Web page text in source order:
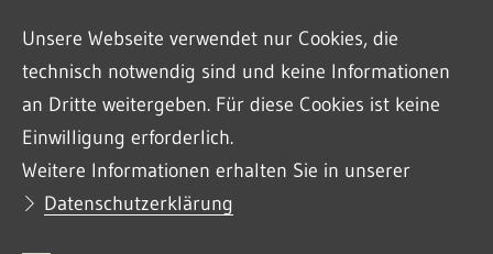
Unsere Webseite verwendet nur Cookies, die
technisch notwendig sind und keine Informationen
an Dritte weitergeben. Für diese Cookies ist keine
Einwilligung erforderlich.
Weitere Informationen erhalten Sie in unserer
Datenschutzerklärung